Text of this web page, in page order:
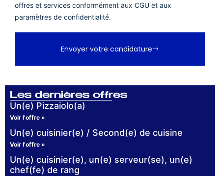
Les dernières offres
Un(e) Pizzaiolo(a)
Voir l'offre »
Un(e) cuisinier(e) / Second(e) de cuisine
Voir l'offre »
Un(e) cuisinier(e), un(e) serveur(se), un(e)
chef(fe) de rang
offres et services conformément aux CGU et aux
paramètres de confidentialité.
Envoyer votre candidature